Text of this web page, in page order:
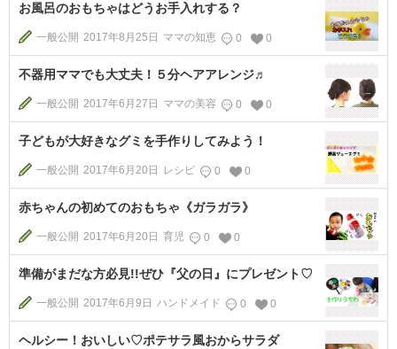
お風呂のおもちゃはどうお手入れする？
一般公開 2017年8月25日 ママの知恵 0 0
不器用ママでも大丈夫！５分ヘアアレンジ♬
一般公開 2017年6月27日 ママの美容 0 0
子どもが大好きなグミを手作りしてみよう！
一般公開 2017年6月20日 レシピ 0 0
赤ちゃんの初めてのおもちゃ《ガラガラ》
一般公開 2017年6月20日 育児 0 0
準備がまだな方必見!!ぜひ『父の日』にプレゼント♡
一般公開 2017年6月9日 ハンドメイド 0 0
ヘルシー！おいしい♡ポテサラ風おからサラダ